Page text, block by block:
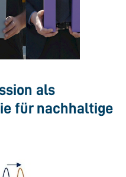
als
für nachhaltige